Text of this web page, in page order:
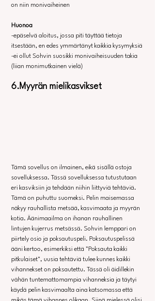
on niin monivaiheinen
Huonoa
-epäselvä aloitus, jossa piti täyttää tietoja
itsestään, en edes ymmärtänyt kaikkia kysymyksiä
-ei ollut Sohvin suosikki monivaiheisuuden takia
(liian monimutkainen vielä)
6.Myyrän mielikasvikset
Tämä sovellus on ilmainen, eikä sisällä ostoja
sovelluksessa. Tässä sovelluksessa tutustutaan
eri kasviksiin ja tehdään niihin liittyviä tehtäviä.
Tämä on puhuttu suomeksi. Pelin maisemassa
näkyy rauhallista metsää, kasvimaata ja myyrän
kotia. Äänimaailma on ihanan rauhallinen
lintujen kujerrus metsässä. Sohvin lemppari on
piirtely osio ja poksautuspeli. Poksautuspelissä
ääni kertoo, esimerkiksi että "Poksauta kaikki
pitkulaiset", uusia tehtäviä tulee kunnes kaikki
vihannekset on poksautettu. Tässä oli äidillekin
vähän tuntemattomampia vihanneksia ja täytyi
käydä pelin kasvimaalta aina katsomassa että